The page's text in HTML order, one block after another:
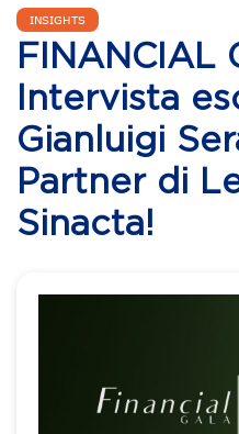
INSIGHTS
FINANCIAL
Intervista
Gianluigi
Partner di
Sinacta!